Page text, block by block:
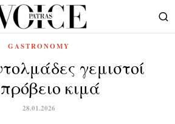
GASTRONOMY
γεμιστοί
κιμά
28.01.2026